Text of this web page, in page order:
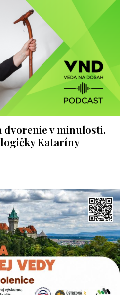
dvorenie v minulosti.
Kataríny